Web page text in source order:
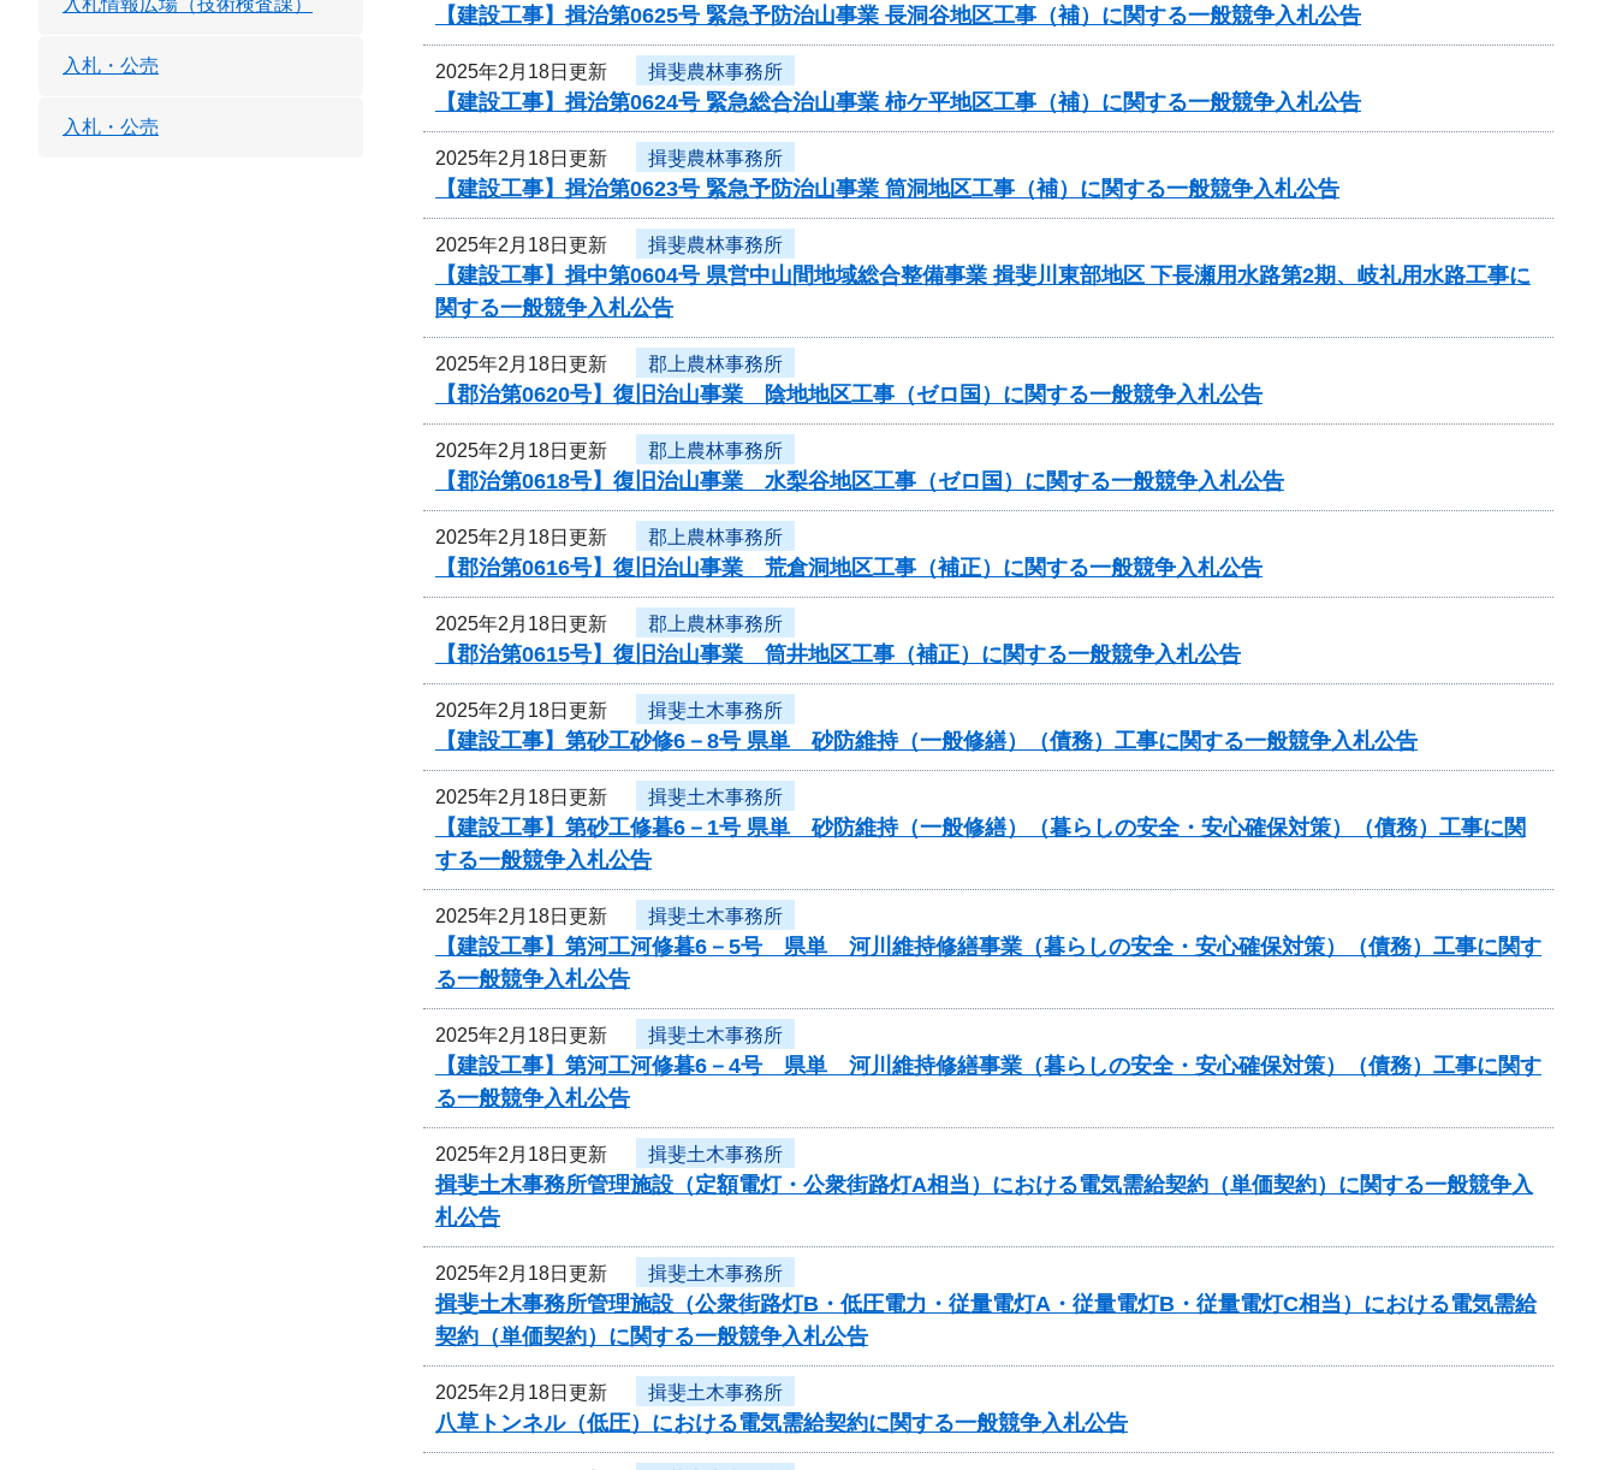
【建設工事】揖治第0625号 緊急予防治山事業 長洞谷地区工事（補）に関する一般競争入札公告
2025年2月18日更新 揖斐農林事務所
【建設工事】揖治第0624号 緊急総合治山事業 柿ケ平地区工事（補）に関する一般競争入札公告
2025年2月18日更新 揖斐農林事務所
【建設工事】揖治第0623号 緊急予防治山事業 筒洞地区工事（補）に関する一般競争入札公告
2025年2月18日更新 揖斐農林事務所
【建設工事】揖中第0604号 県営中山間地域総合整備事業 揖斐川東部地区 下長瀬用水路第2期、岐礼用水路工事に
関する一般競争入札公告
2025年2月18日更新 郡上農林事務所
【郡治第0620号】復旧治山事業 陰地地区工事（ゼロ国）に関する一般競争入札公告
2025年2月18日更新 郡上農林事務所
【郡治第0618号】復旧治山事業 水梨谷地区工事（ゼロ国）に関する一般競争入札公告
2025年2月18日更新 郡上農林事務所
【郡治第0616号】復旧治山事業 荒倉洞地区工事（補正）に関する一般競争入札公告
2025年2月18日更新 郡上農林事務所
【郡治第0615号】復旧治山事業 筒井地区工事（補正）に関する一般競争入札公告
2025年2月18日更新 揖斐土木事務所
【建設工事】第砂工砂修6－8号 県単 砂防維持（一般修繕）（債務）工事に関する一般競争入札公告
2025年2月18日更新 揖斐土木事務所
【建設工事】第砂工修暮6－1号 県単 砂防維持（一般修繕）（暮らしの安全・安心確保対策）（債務）工事に関
する一般競争入札公告
2025年2月18日更新 揖斐土木事務所
【建設工事】第河工河修暮6－5号 県単 河川維持修繕事業（暮らしの安全・安心確保対策）（債務）工事に関す
る一般競争入札公告
2025年2月18日更新 揖斐土木事務所
【建設工事】第河工河修暮6－4号 県単 河川維持修繕事業（暮らしの安全・安心確保対策）（債務）工事に関す
る一般競争入札公告
2025年2月18日更新 揖斐土木事務所
揖斐土木事務所管理施設（定額電灯・公衆街路灯A相当）における電気需給契約（単価契約）に関する一般競争入
札公告
2025年2月18日更新 揖斐土木事務所
揖斐土木事務所管理施設（公衆街路灯B・低圧電力・従量電灯A・従量電灯B・従量電灯C相当）における電気需給
契約（単価契約）に関する一般競争入札公告
2025年2月18日更新 揖斐土木事務所
八草トンネル（低圧）における電気需給契約に関する一般競争入札公告
入札情報広場（技術検査課）
入札・公売
入札・公売